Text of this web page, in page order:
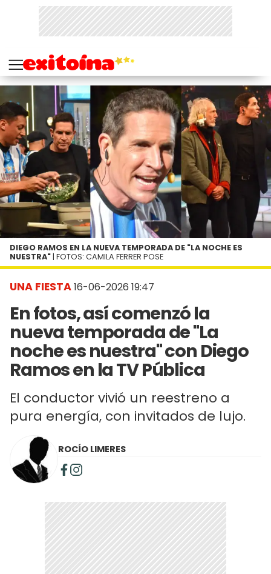
UNA FIESTA16-06-2026 19:47
En fotos, así comenzó la
nueva temporada de "La
noche es nuestra" con Diego
Ramos en la TV Pública
El conductor vivió un reestreno a
pura energía, con invitados de lujo.
DIEGO RAMOS EN LA NUEVA TEMPORADA DE "LA NOCHE ES
NUESTRA" | FOTOS: CAMILA FERRER POSE
ROCÍO LIMERES